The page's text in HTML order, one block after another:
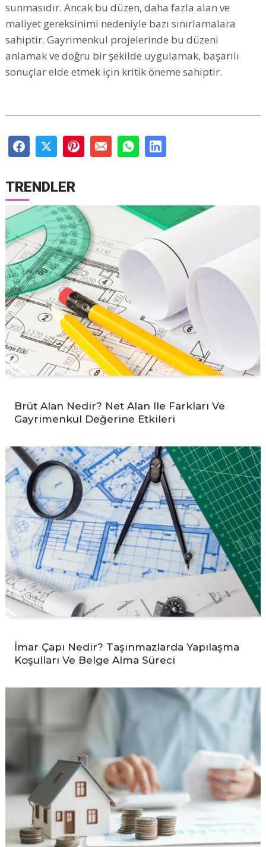
sunmasıdır. Ancak bu düzen, daha fazla alan ve
maliyet gereksinimi nedeniyle bazı sınırlamalara
sahiptir. Gayrimenkul projelerinde bu düzeni
anlamak ve doğru bir şekilde uygulamak, başarılı
sonuçlar elde etmek için kritik öneme sahiptir.
TRENDLER
Brüt Alan Nedir? Net Alan Ile Farkları Ve
Gayrimenkul Değerine Etkileri
İmar Çapı Nedir? Taşınmazlarda Yapılaşma
Koşulları Ve Belge Alma Süreci